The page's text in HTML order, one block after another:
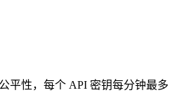
平性，每个 API 密钥每分钟最多